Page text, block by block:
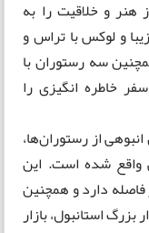
هنر و خلاقیت را به
و لوکس با تراس و
سه رستوران با
خاطره انگیزی را
از رستوران‌ها،
واقع شده است. این
شهر حدود ۲ کیلومتر فاصله دارد و همچنین
استانبول، بازار